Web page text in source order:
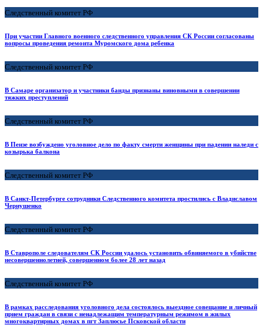
Следственный комитет РФ
При участии Главного военного следственного управления СК России согласованы
вопросы проведения ремонта Муромского дома ребенка
Следственный комитет РФ
В Самаре организатор и участники банды признаны виновными в совершении
тяжких преступлений
Следственный комитет РФ
В Пензе возбуждено уголовное дело по факту смерти женщины при падении наледи с
козырька балкона
Следственный комитет РФ
В Санкт-Петербурге сотрудники Следственного комитета простились с Владиславом
Чернушенко
Следственный комитет РФ
В Ставрополе следователям СК России удалось установить обвиняемого в убийстве
несовершеннолетней, совершенном более 28 лет назад
Следственный комитет РФ
В рамках расследования уголовного дела состоялось выездное совещание и личный
прием граждан в связи с ненадлежащим температурным режимом в жилых
многоквартирных домах в пгт Заплюсье Псковской области